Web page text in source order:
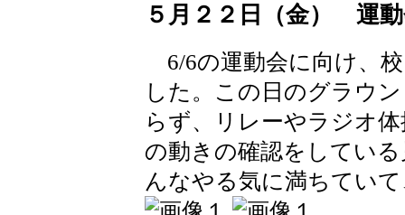
５月２２日（金） 運
6/6の運動会に向け、
した。この日のグラウ
らず、リレーやラジオ
の動きの確認をしてい
んなやる気に満ちてい